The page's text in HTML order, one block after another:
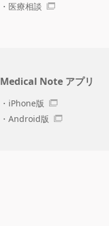
医療相談
Medical Note アプリ
iPhone版
Android版